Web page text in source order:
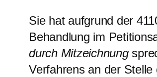
Sie hat aufgrund der
Behandlung im
durch Mitzeichnung
Verfahrens an der